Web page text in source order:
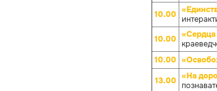
10.00
10.00 «Сердца
10.00
13.00 «На